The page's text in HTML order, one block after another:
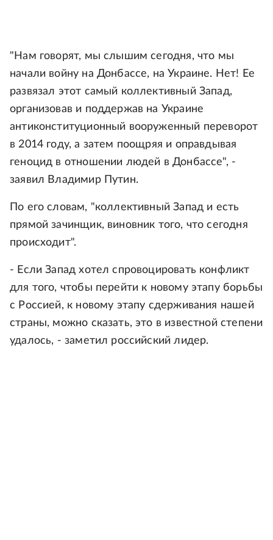
"Нам говорят, мы слышим сегодня, что мы
начали войну на Донбассе, на Украине. Нет! Ее
развязал этот самый коллективный Запад,
организовав и поддержав на Украине
антиконституционный вооруженный переворот
в 2014 году, а затем поощряя и оправдывая
геноцид в отношении людей в Донбассе", -
заявил Владимир Путин.
По его словам, "коллективный Запад и есть
прямой зачинщик, виновник того, что сегодня
происходит".
- Если Запад хотел спровоцировать конфликт
для того, чтобы перейти к новому этапу борьбы
с Россией, к новому этапу сдерживания нашей
страны, можно сказать, это в известной степени
удалось, - заметил российский лидер.